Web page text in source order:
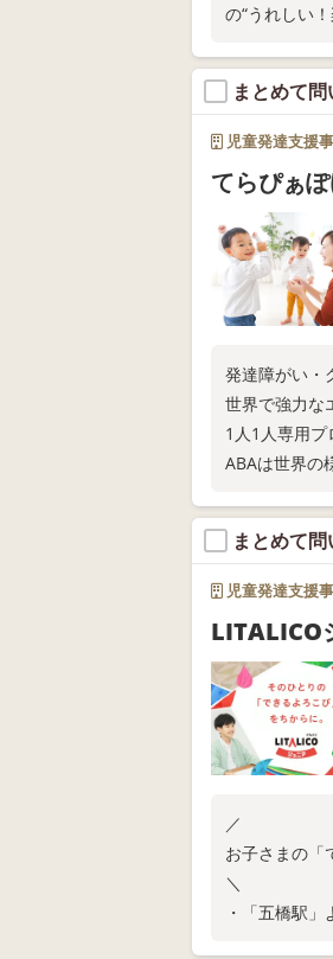
の“うれしい
まとめて
児童発達支援
てらぴぁ
発達障がい・
世界で強力な
1人1人専用
ABAは世界の
まとめて
児童発達支援
LITALICO
／
お子さまの「
＼
・「五橋駅